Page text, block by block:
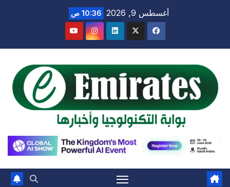
أغسطس 9, 2026 10:36 ص